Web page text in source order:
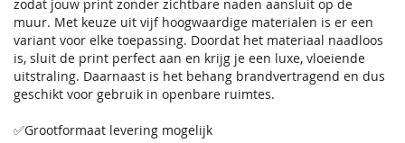
zodat jouw print zonder zichtbare naden aansluit op de
muur. Met keuze uit vijf hoogwaardige materialen is er een
variant voor elke toepassing. Doordat het materiaal naadloos
is, sluit de print perfect aan en krijg je een luxe, vloeiende
uitstraling. Daarnaast is het behang brandvertragend en dus
geschikt voor gebruik in openbare ruimtes.
✅Grootformaat levering mogelijk